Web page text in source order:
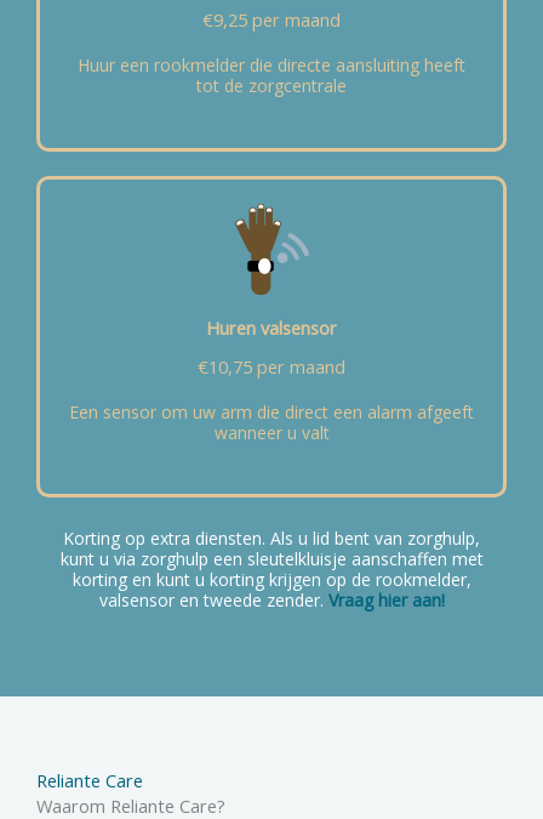
€9,25 per maand
Huur een rookmelder die directe aansluiting heeft
tot de zorgcentrale
Huren valsensor
€10,75 per maand
Een sensor om uw arm die direct een alarm afgeeft
wanneer u valt
Korting op extra diensten. Als u lid bent van zorghulp,
kunt u via zorghulp een sleutelkluisje aanschaffen met
korting en kunt u korting krijgen op de rookmelder,
valsensor en tweede zender. Vraag hier aan!
Reliante Care
Waarom Reliante Care?